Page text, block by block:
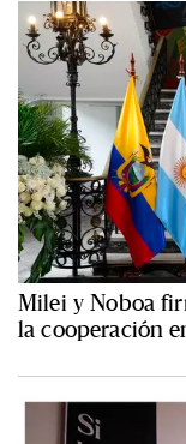
Milei y Noboa
la cooperación